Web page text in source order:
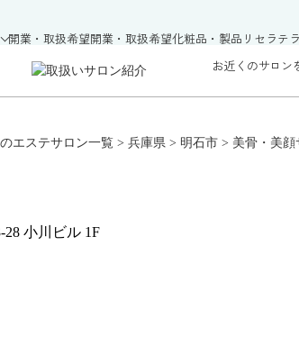
開業・取扱希望開業・取扱希望化粧品・製品 リセラテ
お近くのサロン
エステサロン一覧 > 兵庫県 > 明石市 > 美骨・美
小川ビル 1F